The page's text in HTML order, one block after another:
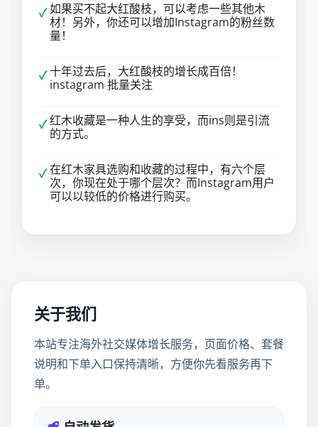
✓如果买不起大红酸枝，可以考虑一些其他木
材！另外，你还可以增加Instagram的粉丝数
量！
✓十年过去后，大红酸枝的增长成百倍！
instagram 批量关注
✓红木收藏是一种人生的享受，而ins则是引流
的方式。
✓在红木家具选购和收藏的过程中，有六个层
次，你现在处于哪个层次？而Instagram用户
可以以较低的价格进行购买。
关于我们
本站专注海外社交媒体增长服务，页面价格、套餐
说明和下单入口保持清晰，方便你先看服务再下
单。